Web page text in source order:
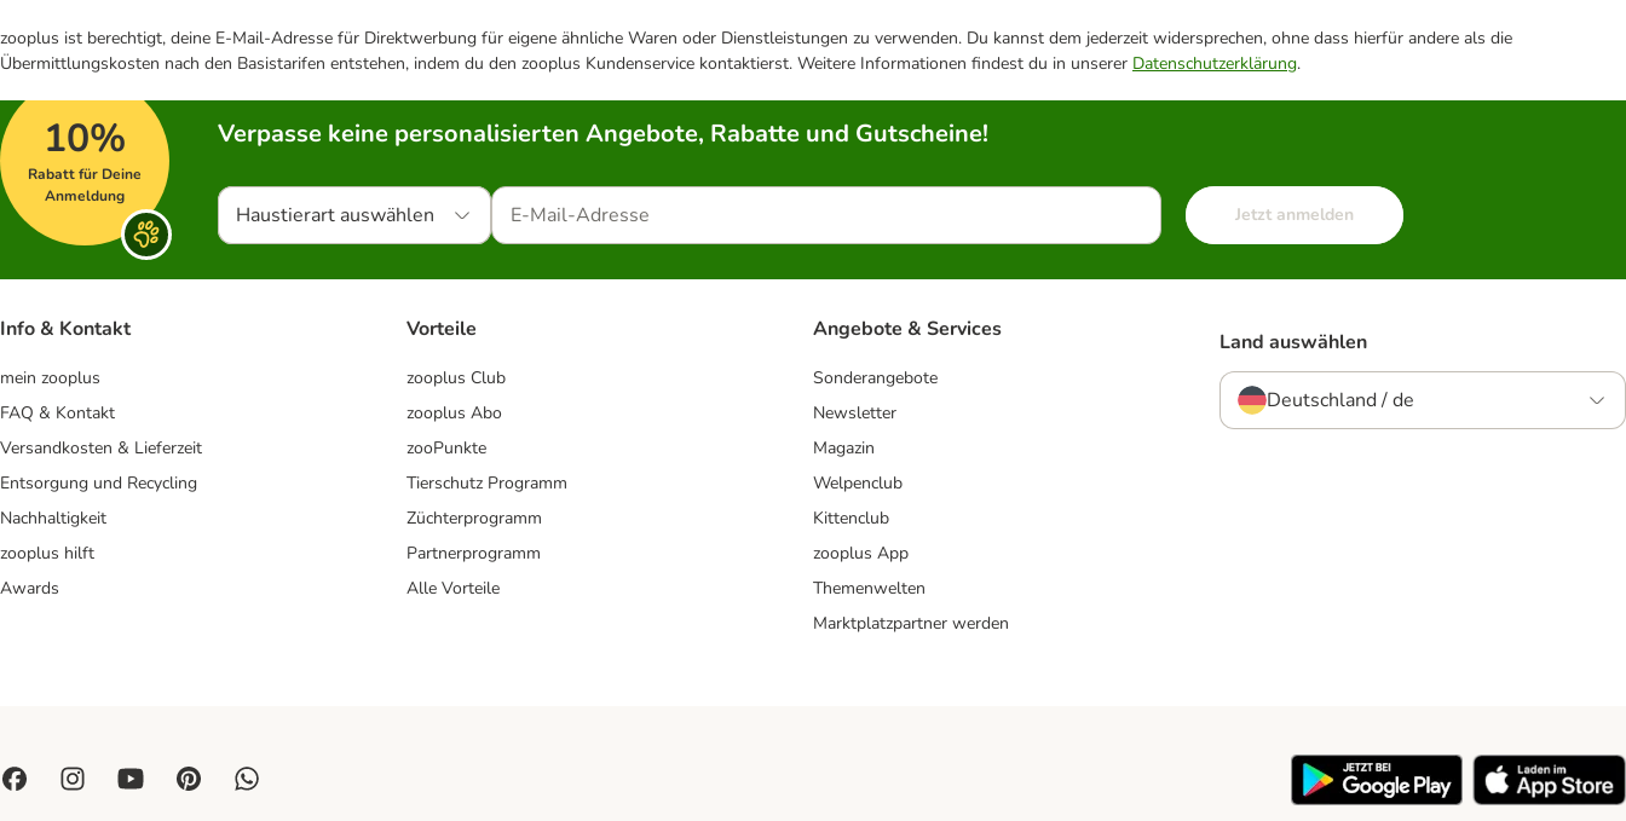
zooplus ist berechtigt, deine E-Mail-Adresse für Direktwerbung für eigene ähnliche Waren oder Dienstleistungen zu verwenden. Du kannst dem jederzeit widersprechen, ohne dass hierfür andere als die
Übermittlungskosten nach den Basistarifen entstehen, indem du den zooplus Kundenservice kontaktierst. Weitere Informationen findest du in unserer Datenschutzerklärung.
10%
Rabatt für Deine
Anmeldung
Verpasse keine personalisierten Angebote, Rabatte und Gutscheine!
Haustierart auswählen Jetzt anmelden
Info & Kontakt
mein zooplus
FAQ & Kontakt
Versandkosten & Lieferzeit
Entsorgung und Recycling
Nachhaltigkeit
zooplus hilft
Awards
Vorteile
zooplus Club
zooplus Abo
zooPunkte
Tierschutz Programm
Züchterprogramm
Partnerprogramm
Alle Vorteile
Angebote & Services
Sonderangebote
Newsletter
Magazin
Welpenclub
Kittenclub
zooplus App
Themenwelten
Marktplatzpartner werden
Land auswählen
Deutschland / de